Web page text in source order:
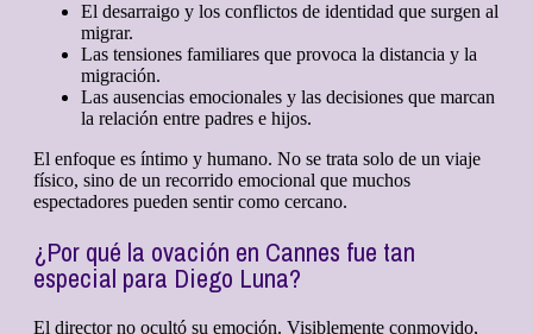
El desarraigo y los conflictos de identidad que surgen al
migrar.
Las tensiones familiares que provoca la distancia y la
migración.
Las ausencias emocionales y las decisiones que marcan
la relación entre padres e hijos.
El enfoque es íntimo y humano. No se trata solo de un viaje
físico, sino de un recorrido emocional que muchos
espectadores pueden sentir como cercano.
¿Por qué la ovación en Cannes fue tan
especial para Diego Luna?
El director no ocultó su emoción. Visiblemente conmovido,